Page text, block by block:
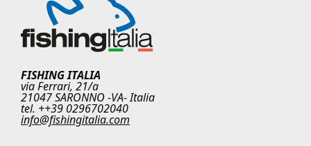
FISHING ITALIA
via Ferrari, 21/a
21047 SARONNO -VA- Italia
tel. ++39 0296702040
info@fishingitalia.com